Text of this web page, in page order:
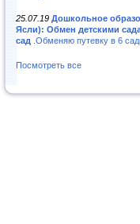
25.07.19 Дошкольное
Ясли): Обмен детскими
сад .Обменяю путевку в 6
Посмотреть все